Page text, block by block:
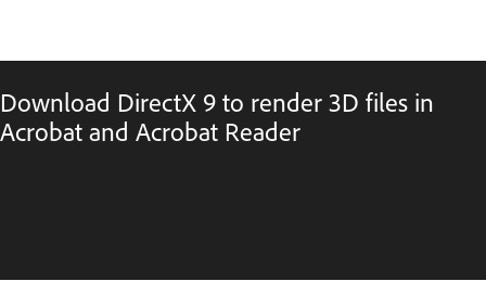
Download DirectX 9 to render 3D files in
Acrobat and Acrobat Reader